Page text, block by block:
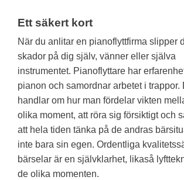
Ett säkert kort
När du anlitar en pianoflyttfirma slipper
skador på dig själv, vänner eller själva
instrumentet. Pianoflyttare har
pianon och samordnar arbetet i trappor.
handlar om hur man fördelar vikten
olika moment, att röra sig försiktigt och
att hela tiden tänka på de andras
inte bara sin egen. Ordentliga
bärselar är en självklarhet, likaså
de olika momenten.